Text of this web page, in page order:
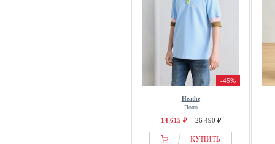
-45%
Heathe
Поло
14 615 ₽ 26 490 ₽
КУПИТЬ